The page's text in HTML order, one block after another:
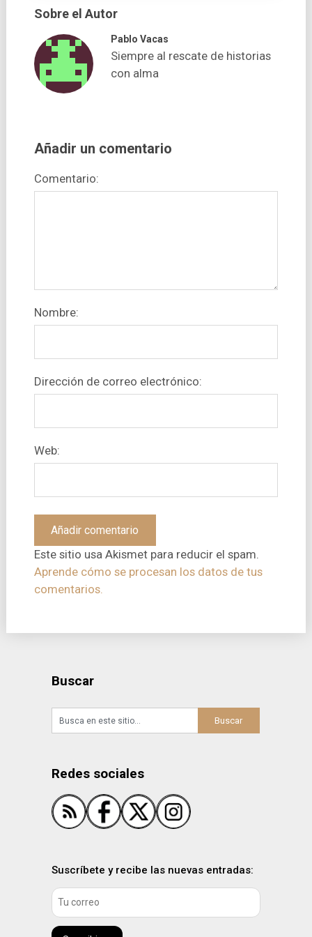
Sobre el Autor
Pablo Vacas
Siempre al rescate de historias
con alma
Añadir un comentario
Comentario:
Nombre:
Dirección de correo electrónico:
Web:
Este sitio usa Akismet para reducir el spam.
Aprende cómo se procesan los datos de tus
comentarios.
Buscar
Redes sociales
Suscríbete y recibe las nuevas entradas: